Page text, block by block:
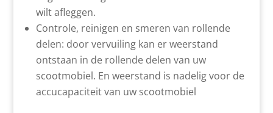
wilt afleggen.
Controle, reinigen en smeren van rollende
delen: door vervuiling kan er weerstand
ontstaan in de rollende delen van uw
scootmobiel. En weerstand is nadelig voor de
accucapaciteit van uw scootmobiel